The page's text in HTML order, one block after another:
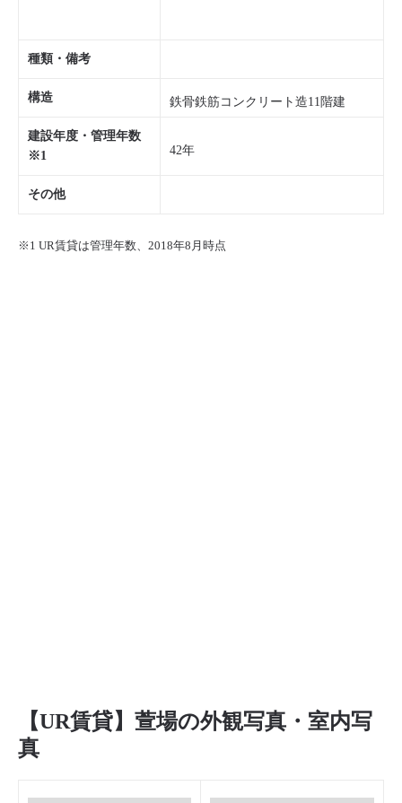
種類・備考
構造 鉄骨鉄筋コンクリート造11階建
建設年度・管理年数
※1
42年
その他
※1 UR賃貸は管理年数、2018年8月時点
【UR賃貸】萱場の外観写真・室内写
真